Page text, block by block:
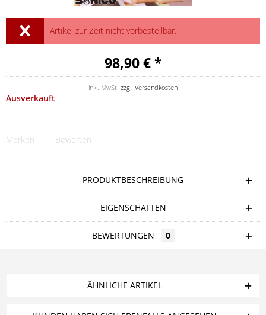
Artikel zur Zeit nicht vorbestellbar.
98,90 € *
inkl. MwSt. zzgl. Versandkosten
Ausverkauft
Merken Bewerten
PRODUKTBESCHREIBUNG
EIGENSCHAFTEN
BEWERTUNGEN 0
ÄHNLICHE ARTIKEL